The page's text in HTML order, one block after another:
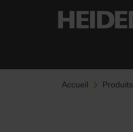
Accueil Produits